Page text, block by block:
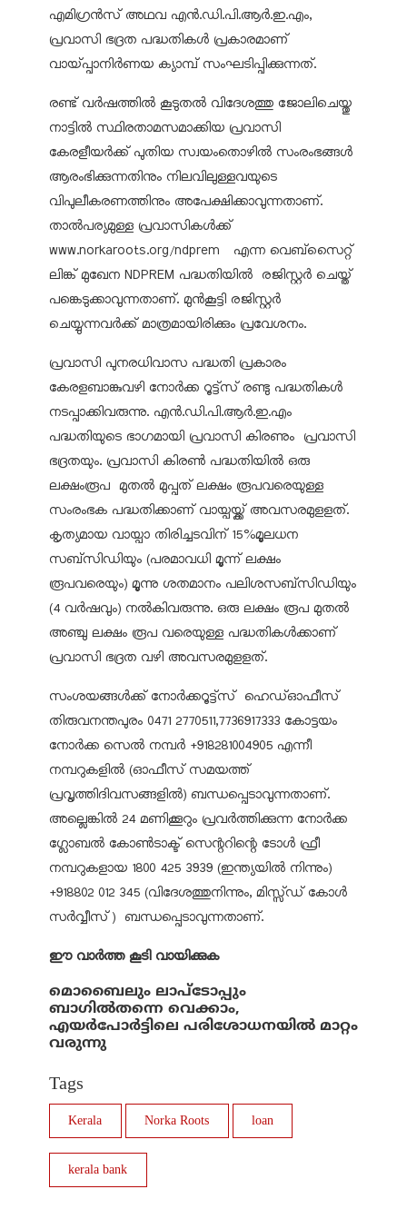
എമിഗ്രന്‍സ് അഥവ എന്‍.ഡി.പി.ആര്‍.ഇ.എം,
പ്രവാസി ഭദ്രത പദ്ധതികള്‍ പ്രകാരമാണ്
വായ്പ്പാനിര്‍ണയ ക്യാമ്പ് സംഘടിപ്പിക്കുന്നത്.
രണ്ട് വര്‍ഷത്തില്‍ കൂടുതല്‍ വിദേശത്തു ജോലിചെയ്തു
നാട്ടില്‍ സ്ഥിരതാമസമാക്കിയ പ്രവാസി
കേരളീയര്‍ക്ക് പുതിയ സ്വയംതൊഴില്‍ സംരംഭങ്ങള്‍
ആരംഭിക്കുന്നതിനും നിലവിലുള്ളവയുടെ
വിപുലീകരണത്തിനും അപേക്ഷിക്കാവുന്നതാണ്.
താല്‍പര്യമുള്ള പ്രവാസികള്‍ക്ക്
www.norkaroots.org/ndprem എന്ന വെബ്‌സൈറ്റ്
ലിങ്ക് മുഖേന NDPREM പദ്ധതിയില്‍ രജിസ്റ്റര്‍ ചെയ്ത്
പങ്കെടുക്കാവുന്നതാണ്. മുന്‍കൂട്ടി രജിസ്റ്റര്‍
ചെയ്യുന്നവര്‍ക്ക് മാത്രമായിരിക്കും പ്രവേശനം.
പ്രവാസി പുനരധിവാസ പദ്ധതി പ്രകാരം
കേരളബാങ്കുവഴി നോര്‍ക്ക റൂട്ട്‌സ് രണ്ടു പദ്ധതികള്‍
നടപ്പാക്കിവരുന്നു. എന്‍.ഡി.പി.ആര്‍.ഇ.എം
പദ്ധതിയുടെ ഭാഗമായി പ്രവാസി കിരണും പ്രവാസി
ഭദ്രതയും. പ്രവാസി കിരണ്‍ പദ്ധതിയില്‍ ഒരു
ലക്ഷംരൂപ മുതല്‍ മുപ്പത് ലക്ഷം രൂപവരെയുള്ള
സംരംഭക പദ്ധതിക്കാണ് വായ്പയ്ക്ക് അവസരമുളളത്.
കൃത്യമായ വായ്പാ തിരിച്ചടവിന് 15%മൂലധന
സബ്‌സിഡിയും (പരമാവധി മൂന്ന് ലക്ഷം
രൂപവരെയും) മൂന്നു ശതമാനം പലിശസബ്‌സിഡിയും
(4 വര്‍ഷവും) നല്‍കിവരുന്നു. ഒരു ലക്ഷം രൂപ മുതല്‍
അഞ്ചു ലക്ഷം രൂപ വരെയുള്ള പദ്ധതികള്‍ക്കാണ്
പ്രവാസി ഭദ്രത വഴി അവസരമുളളത്.
സംശയങ്ങള്‍ക്ക് നോര്‍ക്കറൂട്ട്‌സ് ഹെഡ്ഓഫീസ്
തിരുവനന്തപുരം 0471 2770511,7736917333 കോട്ടയം
നോര്‍ക്ക സെല്‍ നമ്പര്‍ +918281004905 എന്നീ
നമ്പറുകളില്‍ (ഓഫീസ് സമയത്ത്
പ്രവൃത്തിദിവസങ്ങളില്‍) ബന്ധപ്പെടാവുന്നതാണ്.
അല്ലെങ്കില്‍ 24 മണിക്കൂറും പ്രവര്‍ത്തിക്കുന്ന നോര്‍ക്ക
ഗ്ലോബല്‍ കോണ്‍ടാക്ട് സെന്ററിന്റെ ടോള്‍ ഫ്രീ
നമ്പറുകളായ 1800 425 3939 (ഇന്ത്യയില്‍ നിന്നും)
+918802 012 345 (വിദേശത്തുനിന്നും, മിസ്സ്ഡ് കോള്‍
സര്‍വ്വീസ്) ബന്ധപ്പെടാവുന്നതാണ്.
ഈ വാർത്ത കൂടി വായിക്കുക
മൊബൈലും ലാപ്‌ടോപ്പും
ബാഗില്‍തന്നെ വെക്കാം,
എയര്‍പോര്‍ട്ടിലെ പരിശോധനയില്‍ മാറ്റം
വരുന്നു
Tags
Kerala Norka Roots loan
kerala bank